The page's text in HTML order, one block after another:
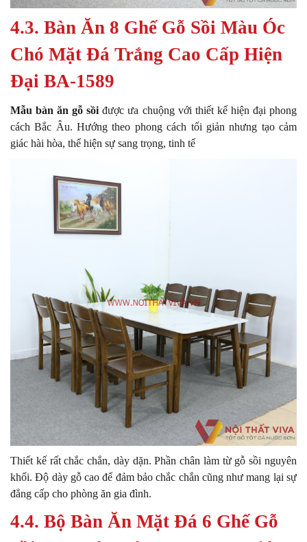
4.3. Bàn Ăn 8 Ghế Gỗ Sồi Màu Óc
Chó Mặt Đá Trắng Cao Cấp Hiện
Đại BA-1589
Mẫu bàn ăn gỗ sồi được ưa chuộng với thiết kế hiện đại phong
cách Bắc Âu. Hướng theo phong cách tối giản nhưng tạo cảm
giác hài hòa, thể hiện sự sang trọng, tinh tế
Thiết kế rất chắc chắn, dày dặn. Phần chân làm từ gỗ sồi nguyên
khối. Độ dày gỗ cao để đảm bảo chắc chắn cũng như mang lại sự
đẳng cấp cho phòng ăn gia đình.
4.4. Bộ Bàn Ăn Mặt Đá 6 Ghế Gỗ